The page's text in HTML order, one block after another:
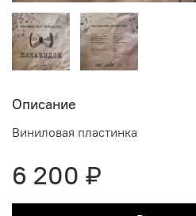
Описание
Виниловая пластинка
6 200 ₽